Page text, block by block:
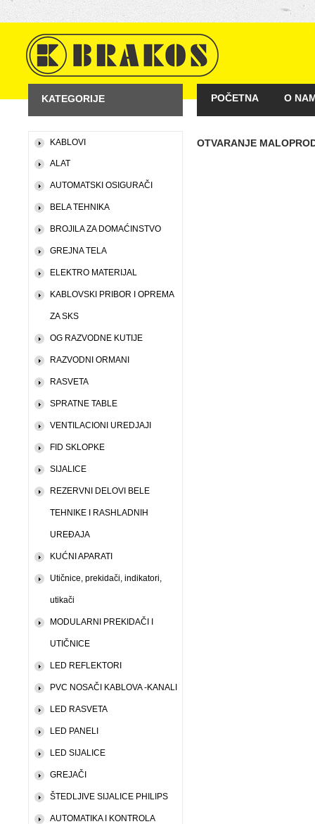
POČETNA O
KATEGORIJE
KABLOVI
ALAT
AUTOMATSKI OSIGURAČI
BELA TEHNIKA
BROJILA ZA DOMAĆINSTVO
GREJNA TELA
ELEKTRO MATERIJAL
KABLOVSKI PRIBOR I OPREMA
ZA SKS
OG RAZVODNE KUTIJE
RAZVODNI ORMANI
RASVETA
SPRATNE TABLE
VENTILACIONI UREDJAJI
FID SKLOPKE
SIJALICE
REZERVNI DELOVI BELE
TEHNIKE I RASHLADNIH
UREĐAJA
KUĆNI APARATI
Utičnice, prekidači, indikatori,
utikači
MODULARNI PREKIDAČI I
UTIČNICE
LED REFLEKTORI
PVC NOSAČI KABLOVA -KANALI
LED RASVETA
LED PANELI
LED SIJALICE
GREJAČI
ŠTEDLJIVE SIJALICE PHILIPS
AUTOMATIKA I KONTROLA
OTVARANJE